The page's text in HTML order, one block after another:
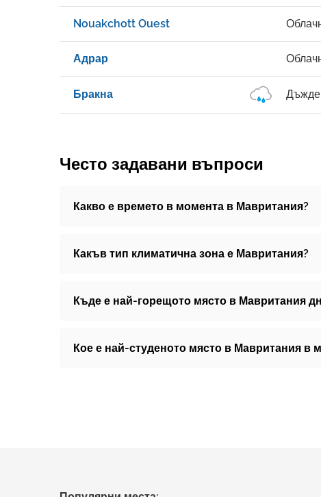
Nouakchott Ouest
Адрар
Бракна
Често задавани въпроси
Какво е времето в момента в Мавритания?
Какъв тип климатична зона е Мавритания?
Къде е най-горещото място в Мавритания
Кое е най-студеното място в Мавритания в